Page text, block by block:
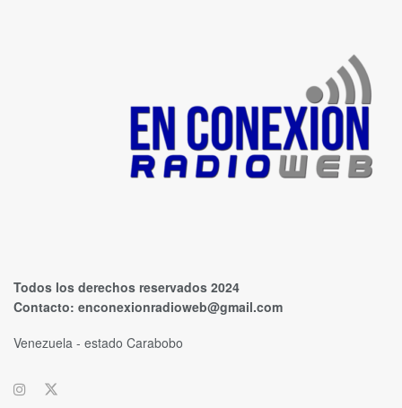
Todos los derechos reservados 2024
Contacto: enconexionradioweb@gmail.com
Venezuela - estado Carabobo